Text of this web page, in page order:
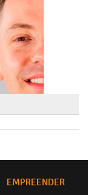
EMPREENDER